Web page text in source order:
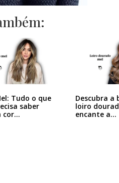
Tudo o que
saber
cor…
Descubra a
loiro
encante a…